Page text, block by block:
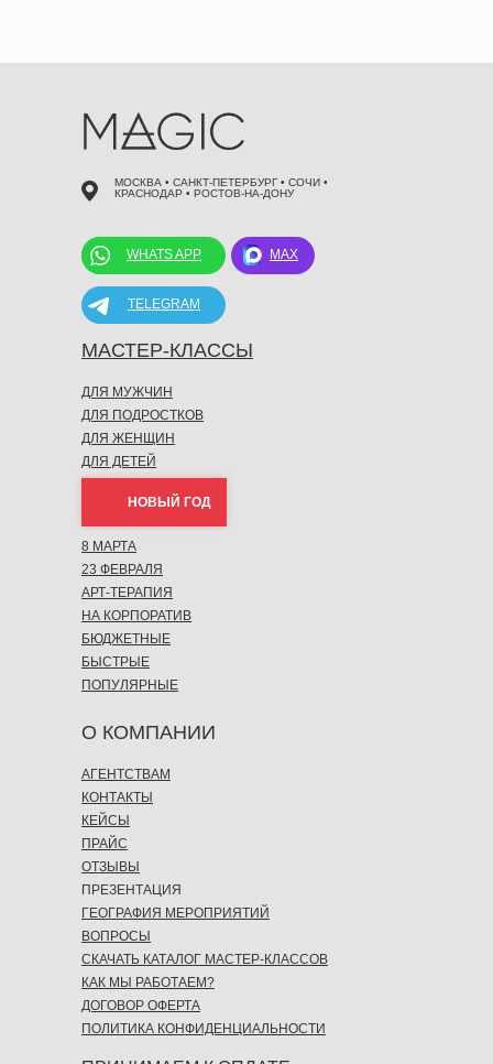
MAX
TELEGRAM
МАСТЕР-КЛАССЫ
WHATS APP
О КОМПАНИИ
МОСКВА • САНКТ-ПЕТЕРБУРГ • СОЧИ •
КРАСНОДАР • РОСТОВ-НА-ДОНУ
ДЛЯ МУЖЧИН
ДЛЯ ПОДРОСТКОВ
ДЛЯ ЖЕНЩИН
ДЛЯ ДЕТЕЙ
НОВЫЙ ГОД
8 МАРТА
23 ФЕВРАЛЯ
АРТ-ТЕРАПИЯ
НА КОРПОРАТИВ
БЮДЖЕТНЫЕ
БЫСТРЫЕ
ПОПУЛЯРНЫЕ
АГЕНТСТВАМ
КОНТАКТЫ
КЕЙСЫ
ПРАЙС
ОТЗЫВЫ
ПРЕЗЕНТАЦИЯ
ГЕОГРАФИЯ МЕРОПРИЯТИЙ
ВОПРОСЫ
СКАЧАТЬ КАТАЛОГ МАСТЕР-КЛАССОВ
КАК МЫ РАБОТАЕМ?
ДОГОВОР ОФЕРТА
ПОЛИТИКА КОНФИДЕНЦИАЛЬНОСТИ